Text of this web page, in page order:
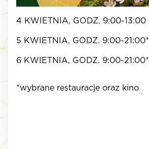
4 KWIETNIA, GODZ. 9:00-13:00
5 KWIETNIA, GODZ. 9:00-21:00*
6 KWIETNIA, GODZ. 9:00-21:00*
*wybrane restauracje oraz kino